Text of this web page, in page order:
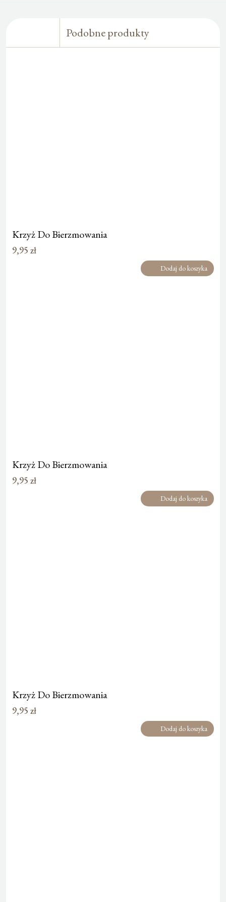
Podobne produkty
Krzyż Do Bierzmowania
9,95 zł
Dodaj do koszyka
Krzyż Do Bierzmowania
9,95 zł
Dodaj do koszyka
Krzyż Do Bierzmowania
9,95 zł
Dodaj do koszyka